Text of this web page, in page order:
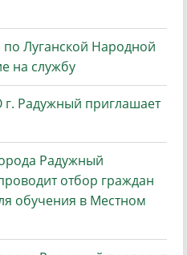
Луганской Народной
на службу
Радужный приглашает
Радужный
отбор граждан
обучения в Местном